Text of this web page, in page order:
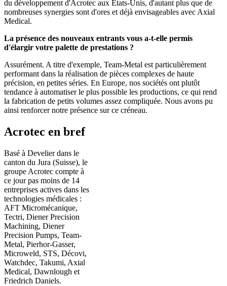
du développement d'Acrotec aux États-Unis, d'autant plus que de
nombreuses synergies sont d'ores et déjà envisageables avec Axial
Medical.
La présence des nouveaux entrants vous a-t-elle permis
d'élargir votre palette de prestations ?
Assurément. A titre d'exemple, Team-Metal est particulièrement
performant dans la réalisation de pièces complexes de haute
précision, en petites séries. En Europe, nos sociétés ont plutôt
tendance à automatiser le plus possible les productions, ce qui rend
la fabrication de petits volumes assez compliquée. Nous avons pu
ainsi renforcer notre présence sur ce créneau.
Acrotec en bref
Basé à Develier dans le
canton du Jura (Suisse), le
groupe Acrotec compte à
ce jour pas moins de 14
entreprises actives dans les
technologies médicales :
AFT Micromécanique,
Tectri, Diener Precision
Machining, Diener
Precision Pumps, Team-
Metal, Pierhor-Gasser,
Microweld, STS, Décovi,
Watchdec, Takumi, Axial
Medical, Dawnlough et
Friedrich Daniels.